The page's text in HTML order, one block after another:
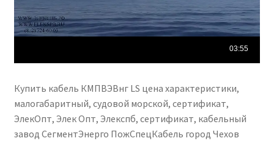
Купить кабель КМПВЭВнг LS цена характеристики,
малогабаритный, судовой морской, сертификат,
ЭлекОпт, Элек Опт, Элекспб, сертификат, кабельный
завод СегментЭнерго ПожСпецКабель город Чехов